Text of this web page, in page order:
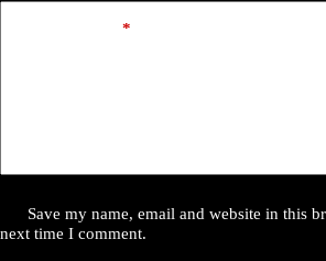
*
Save my name, email and website in this
next time I comment.